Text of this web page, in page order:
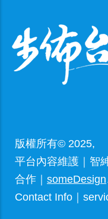
版權所有© 2025,
平台內容維護｜智
合作｜ someDesign
Contact Info｜